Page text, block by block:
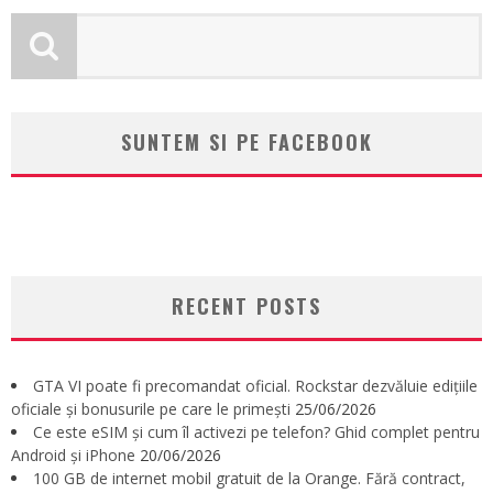
SUNTEM SI PE FACEBOOK
RECENT POSTS
GTA VI poate fi precomandat oficial. Rockstar dezvăluie edițiile
oficiale și bonusurile pe care le primești 25/06/2026
Ce este eSIM și cum îl activezi pe telefon? Ghid complet pentru
Android și iPhone 20/06/2026
100 GB de internet mobil gratuit de la Orange. Fără contract,